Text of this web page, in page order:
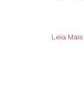
Leia Mais